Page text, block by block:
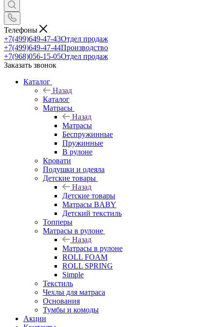
Телефоны
+7(499)649-47-43Отдел продаж
+7(499)649-47-44Производство
+7(968)056-15-05Отдел продаж
Заказать звонок
Каталог
Назад
Каталог
Матрасы
Назад
Матрасы
Беспружинные
Пружинные
В рулоне
Кровати
Подушки и одеяла
Детские товары
Назад
Детские товары
Матрасы BABY
Детский текстиль
Топперы
Матрасы в рулоне
Назад
Матрасы в рулоне
ROLL FOAM
ROLL SPRING
Simple
Текстиль
Чехлы для матраса
Основания
Тумбы и комоды
Акции